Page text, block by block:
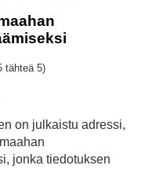
tähteä 5)
on julkaistu adressi,
jonka tiedotuksen